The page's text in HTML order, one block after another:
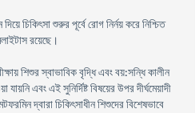
চিকিৎসা শুরুর পূর্বে রোগ নির্নয় করে নিশ্চিত
রয়েছে।
শিশুর স্বাভাবিক বৃদ্ধি এবং বয়:সন্ধি কালীন
এবং এই সুনির্দিষ্ট বিষয়ের উপর দীর্ঘমেয়াদী
দ্বারা চিকিৎসাধীন শিশুদের বিশেষভাবে